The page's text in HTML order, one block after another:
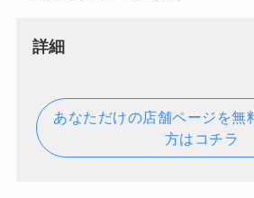
詳細
あなただけの店舗ページを無
方はコチラ